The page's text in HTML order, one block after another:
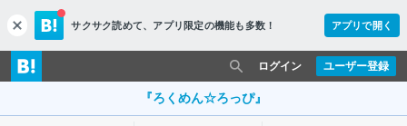
c
l
o
s
サクサク読めて、 アプリ限定の機能も多数！ アプリで開く
ユーザー登録
ログイン
『ろくめん☆ろっぴ』